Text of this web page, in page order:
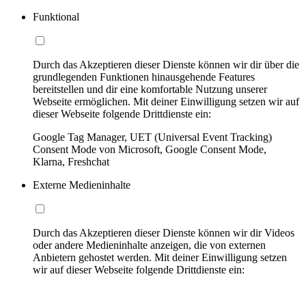
Funktional
Durch das Akzeptieren dieser Dienste können wir dir über die
grundlegenden Funktionen hinausgehende Features
bereitstellen und dir eine komfortable Nutzung unserer
Webseite ermöglichen. Mit deiner Einwilligung setzen wir auf
dieser Webseite folgende Drittdienste ein:
Google Tag Manager, UET (Universal Event Tracking)
Consent Mode von Microsoft, Google Consent Mode,
Klarna, Freshchat
Externe Medieninhalte
Durch das Akzeptieren dieser Dienste können wir dir Videos
oder andere Medieninhalte anzeigen, die von externen
Anbietern gehostet werden. Mit deiner Einwilligung setzen
wir auf dieser Webseite folgende Drittdienste ein: